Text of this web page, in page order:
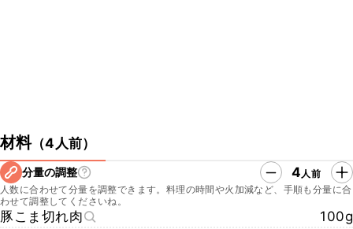
材料（4人前）
分量の調整 4人前
人数に合わせて分量を調整できます。料理の時間や火加減など、手順も分量に合
わせて調整してくださいね。
豚こま切れ肉
100g